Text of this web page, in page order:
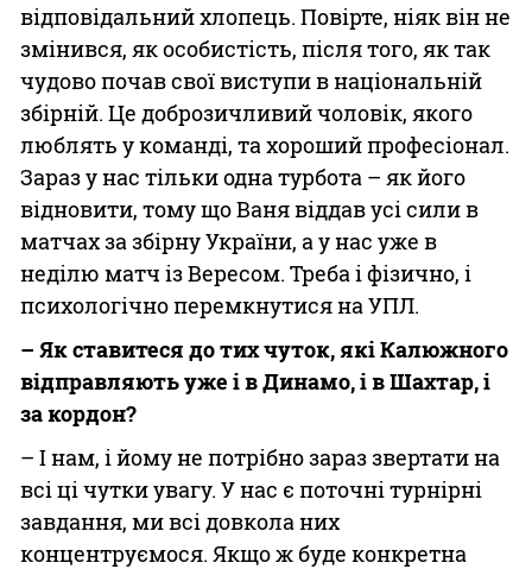
відповідальний хлопець. Повірте, ніяк він не
змінився, як особистість, після того, як так
чудово почав свої виступи в національній
збірній. Це доброзичливий чоловік, якого
люблять у команді, та хороший професіонал.
Зараз у нас тільки одна турбота – як його
відновити, тому що Ваня віддав усі сили в
матчах за збірну України, а у нас уже в
неділю матч із Вересом. Треба і фізично, і
психологічно перемкнутися на УПЛ.
– Як ставитеся до тих чуток, які Калюжного
відправляють уже і в Динамо, і в Шахтар, і
за кордон?
– І нам, і йому не потрібно зараз звертати на
всі ці чутки увагу. У нас є поточні турнірні
завдання, ми всі довкола них
концентруємося. Якщо ж буде конкретна